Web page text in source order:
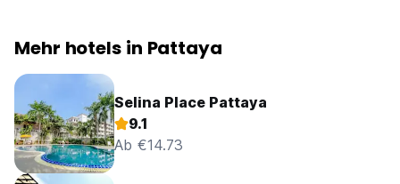
Mehr hotels in Pattaya
Selina Place Pattaya
9.1
Ab €14.73